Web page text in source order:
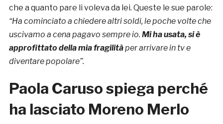
che a quanto pare li voleva da lei. Queste le sue parole:
“Ha cominciato a chiedere altri soldi, le poche volte che
uscivamo a cena pagavo sempre io. Mi ha usata, si è
approfittato della mia fragilitàper arrivare in tv e
diventare popolare”.
Paola Caruso spiega perché
ha lasciato Moreno Merlo